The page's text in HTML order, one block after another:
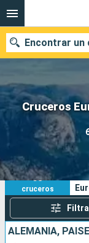
Cruceros
Encontrar un
Nuestros
Fecha de salida
Puertos
63
cruceros